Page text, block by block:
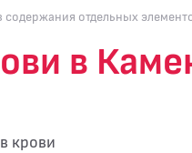
содержания отдельных
в
крови